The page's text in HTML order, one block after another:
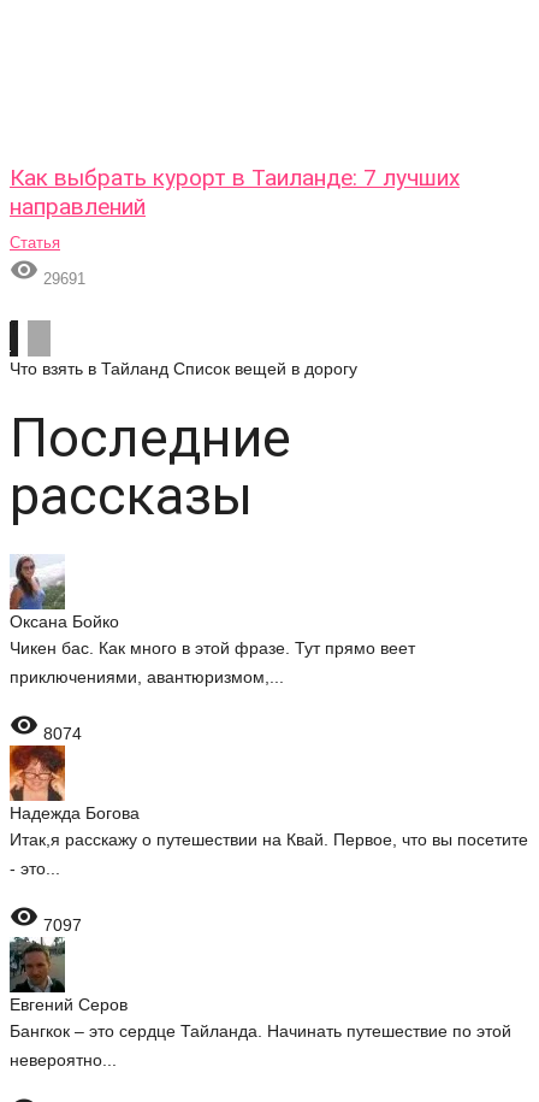
Как выбрать курорт в Таиланде: 7 лучших
направлений
Статья
 29691
Что взять в Тайланд Список вещей в дорогу
Последние
рассказы
Оксана Бойко
Чикен бас. Как много в этой фразе. Тут прямо веет
приключениями, авантюризмом,...
 8074
Надежда Богова
Итак,я расскажу о путешествии на Квай. Первое, что вы посетите
- это...
 7097
Евгений Серов
Бангкок – это сердце Тайланда. Начинать путешествие по этой
невероятно...